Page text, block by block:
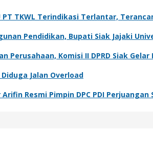
PT TKWL Terindikasi Terlantar,
Pendidikan, Bupati Siak Jajaki
Perusahaan, Komisi II DPRD Siak
Jalan Overload
Resmi Pimpin DPC PDI Perjuangan